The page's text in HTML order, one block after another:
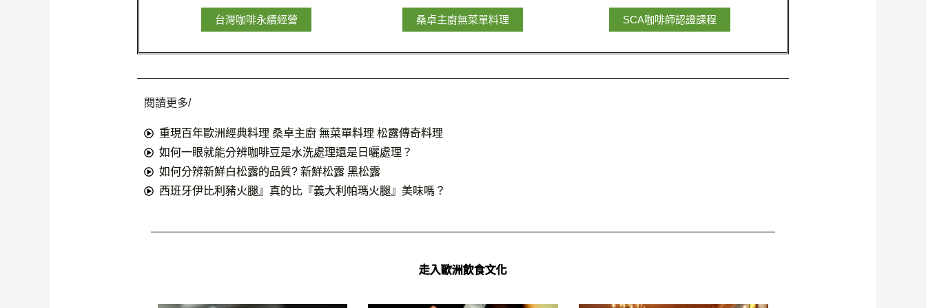
台灣咖啡永續經營 桑卓主廚無菜單料理 SCA咖啡師認證課程
閱讀更多/
重現百年歐洲經典料理 桑卓主廚 無菜單料理 松露傳奇料理
如何一眼就能分辨咖啡豆是水洗處理還是日曬處理？
如何分辨新鮮白松露的品質? 新鮮松露 黑松露
西班牙伊比利豬火腿』真的比『義大利帕瑪火腿』美味嗎？
走入歐洲飲食文化